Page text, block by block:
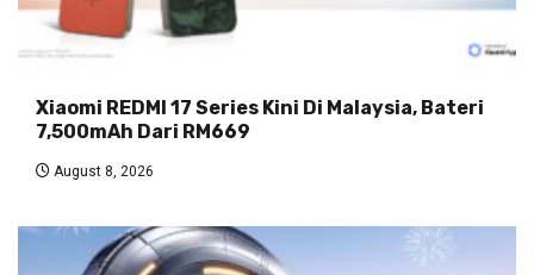
Xiaomi REDMI 17 Series Kini Di Malaysia, Bateri
7,500mAh Dari RM669
August 8, 2026